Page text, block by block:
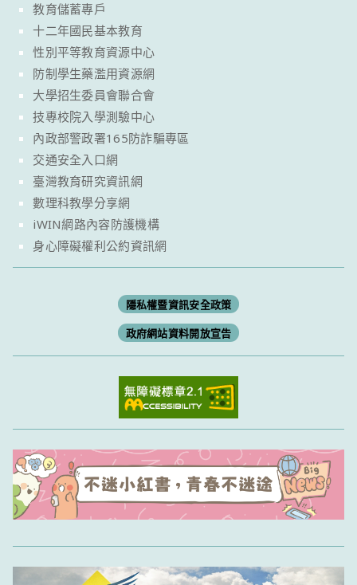
教育儲蓄專戶
十二年國民基本教育
性別平等教育資源中心
防制學生藥濫用資源網
大學招生委員會聯合會
技專校院入學測驗中心
內政部警政署165防詐騙專區
交通安全入口網
臺灣教育研究資訊網
數理科教學分享網
iWIN網路內容防護機構
身心障礙權利公約資訊網
隱私權暨資訊安全政策
政府網站資料開放宣告